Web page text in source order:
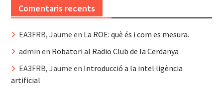
Comentaris recents
EA3FRB, Jaume en La ROE: què és i com es mesura.
admin en Robatori al Radio Club de la Cerdanya
EA3FRB, Jaume en Introducció a la intel·ligència
artificial